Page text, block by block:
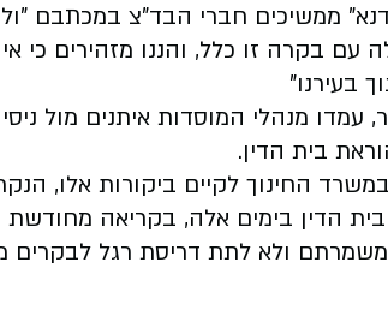
ממשיכים חברי הבד"צ במכתבם
עם בקרה זו כלל, והננו מזהירים כי
בעירנו"
מנהלי המוסדות איתנים מול
בית הדין.
החינוך לקיים ביקורות אלו,
הדין בימים אלה, בקריאה מחודשת
משמרתם ולא לתת דריסת רגל לבקרים